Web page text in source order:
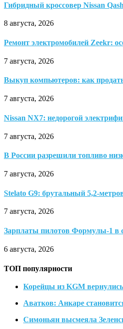
Гибридный кроссовер Nissan
8 августа, 2026
Ремонт электромобилей Zeekr:
7 августа, 2026
Выкуп компьютеров: как
7 августа, 2026
Nissan NX7: недорогой
7 августа, 2026
В России разрешили топливо
7 августа, 2026
Stelato G9: брутальный 5,2-
7 августа, 2026
Зарплаты пилотов Формулы-1 в
6 августа, 2026
ТОП популярности
Корейцы из KGM
Аватков: Анкаре
Симоньян высмеяла